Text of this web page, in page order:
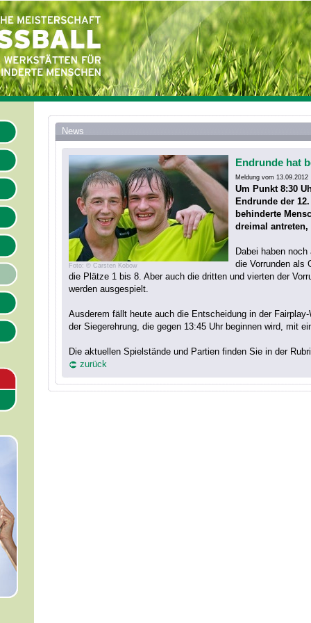
News
Foto: © Carsten Kobow
Endrunde hat
Meldung vom 13.09.2012
Um Punkt 8:30
Endrunde der
behinderte
dreimal
Dabei haben
die Vorrunden als
die Plätze 1 bis 8. Aber auch die dritten und vierten der
werden ausgespielt.
Ausderem fällt heute auch die Entscheidung in der
der Siegerehrung, die gegen 13:45 Uhr beginnen wird, mit
Die aktuellen Spielstände und Partien finden Sie in der
zurück